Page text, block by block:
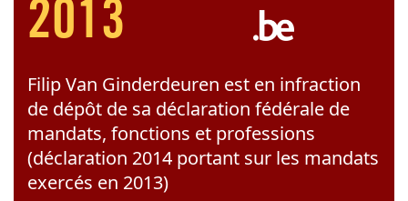
2013
Filip Van Ginderdeuren est en infraction
de dépôt de sa déclaration fédérale de
mandats, fonctions et professions
(déclaration 2014 portant sur les mandats
exercés en 2013)